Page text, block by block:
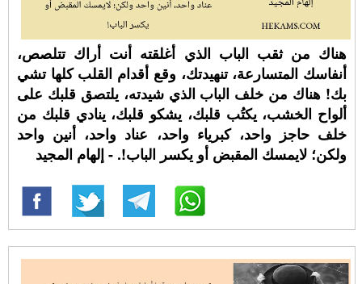
هناك من ثقب الباب الذي أغلقته أنت أراك تتلصص،
أنفاسك المتسارعة، تنهيدتك، وقع أقدام القلب كلها تشي
بك! هناك من خلف الباب الذي شيدته، يلتصق قلبك على
ألواح الخشب، يكتُب قلبك، يشكو قلبك، ينادي قلبك من
خلف حاجز واحد، كبرياء واحد، عناد واحد، أنين واحد
ولكن؛ لايمسك المقبض أو يكسر الباب!. - إلهام المجيد